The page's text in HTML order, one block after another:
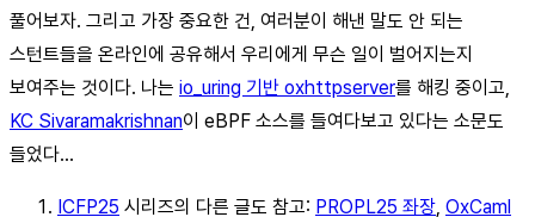
풀어보자. 그리고 가장 중요한 건, 여러분이 해낸 말도 안 되는
스턴트들을 온라인에 공유해서 우리에게 무슨 일이 벌어지는지
보여주는 것이다. 나는 io_uring 기반 oxhttpserver를 해킹 중이고,
KC Sivaramakrishnan이 eBPF 소스를 들여다보고 있다는 소문도
들었다...
ICFP25 시리즈의 다른 글도 참고: PROPL25 좌장, OxCaml